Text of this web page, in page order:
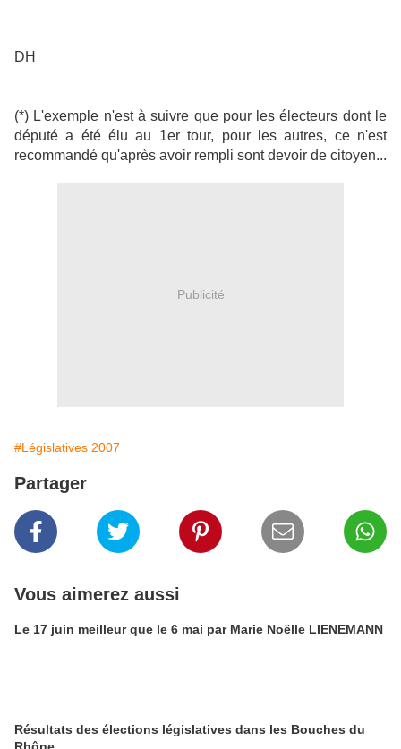
DH
(*) L'exemple n'est à suivre que pour les électeurs dont le
député a été élu au 1er tour, pour les autres, ce n'est
recommandé qu'après avoir rempli sont devoir de citoyen...
Publicité
#Législatives 2007
Partager
Vous aimerez aussi
Le 17 juin meilleur que le 6 mai par Marie Noëlle LIENEMANN
Résultats des élections législatives dans les Bouches du
Rhône